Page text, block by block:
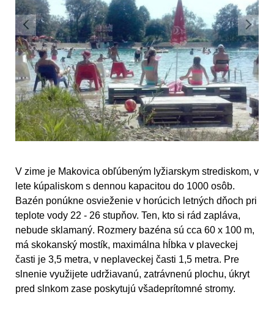
V zime je Makovica obľúbeným lyžiarskym strediskom, v
lete kúpaliskom s dennou kapacitou do 1000 osôb.
Bazén ponúkne osvieženie v horúcich letných dňoch pri
teplote vody 22 - 26 stupňov. Ten, kto si rád zapláva,
nebude sklamaný. Rozmery bazéna sú cca 60 x 100 m,
má skokanský mostík, maximálna hĺbka v plaveckej
časti je 3,5 metra, v neplaveckej časti 1,5 metra. Pre
slnenie využijete udržiavanú, zatrávnenú plochu, úkryt
pred slnkom zase poskytujú všadeprítomné stromy.